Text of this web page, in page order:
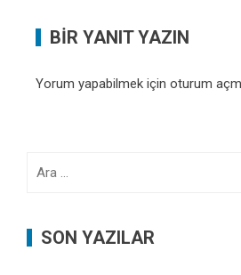
BIR YANIT YAZIN
Yorum yapabilmek için oturum
SON YAZILAR